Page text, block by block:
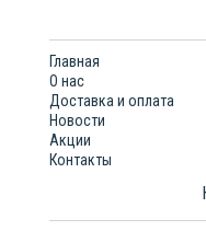
Главная
О нас
Доставка и оплата
Новости
Акции
Контакты